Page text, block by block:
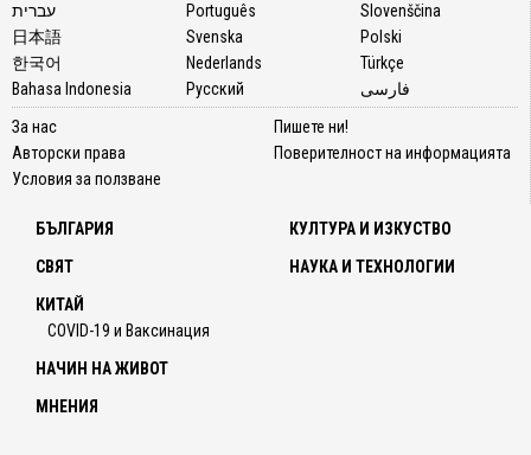
עברית
日本語
한국어
Bahasa Indonesia
Português
Svenska
Nederlands
Русский
Slovenščina
Polski
Türkçe
فارسی
За нас
Авторски права
Условия за ползване
Пишете ни!
Поверителност на информацията
БЪЛГАРИЯ
СВЯТ
КИТАЙ
COVID-19 и Ваксинация
КУЛТУРА И ИЗКУСТВО
НАУКА И ТЕХНОЛОГИИ
НАЧИН НА ЖИВОТ
МНЕНИЯ